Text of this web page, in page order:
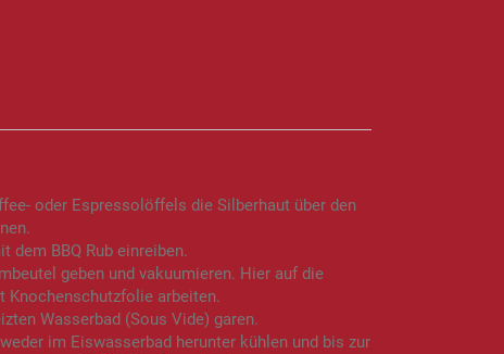
oder Espressolöffels die Silberhaut über den
dem BBQ Rub einreiben.
geben und vakuumieren. Hier auf die
Knochenschutzfolie arbeiten.
Wasserbad (Sous Vide) garen.
im Eiswasserbad herunter kühlen und bis zur